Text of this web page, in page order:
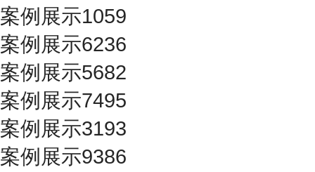
案例展示1059
案例展示6236
案例展示5682
案例展示7495
案例展示3193
案例展示9386